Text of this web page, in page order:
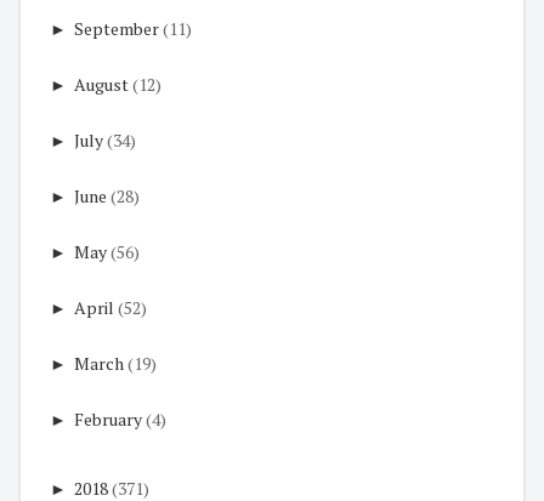
► September(11)
► August(12)
► July(34)
► June (28)
► May(56)
► April (52)
► March(19)
► February(4)
► 2018(371)